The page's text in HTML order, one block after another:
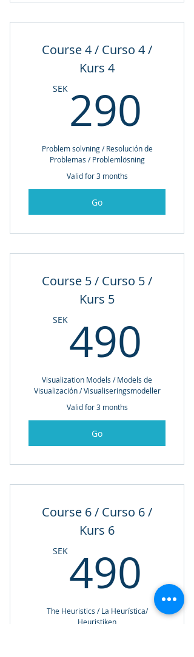
Course 4 / Curso 4 /
Kurs 4
SEK 290
Problem solvning / Resolución de
Problemas / Problemlösning
Valid for 3 months
Go
Course 5 / Curso 5 /
Kurs 5
SEK490
Visualization Models / Models de
Visualización / Visualiseringsmodeller
Valid for 3 months
Go
Course 6 / Curso 6 /
Kurs 6
SEK490
The Heuristics / La Heurística/
Heuristiken